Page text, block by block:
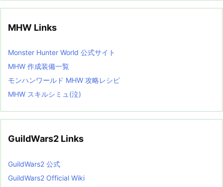
MHW Links
Monster Hunter World 公式サイト
MHW 作成装備一覧
モンハンワールド MHW 攻略レシピ
MHW スキルシミュ(泣)
GuildWars2 Links
GuildWars2 公式
GuildWars2 Official Wiki